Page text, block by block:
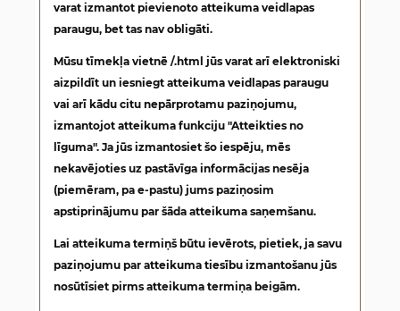
varat izmantot pievienoto atteikuma veidlapas
paraugu, bet tas nav obligāti.
Mūsu tīmekļa vietnē /.html jūs varat arī elektroniski
aizpildīt un iesniegt atteikuma veidlapas paraugu
vai arī kādu citu nepārprotamu paziņojumu,
izmantojot atteikuma funkciju "Atteikties no
līguma". Ja jūs izmantosiet šo iespēju, mēs
nekavējoties uz pastāvīga informācijas nesēja
(piemēram, pa e-pastu) jums paziņosim
apstiprinājumu par šāda atteikuma saņemšanu.
Lai atteikuma termiņš būtu ievērots, pietiek, ja savu
paziņojumu par atteikuma tiesību izmantošanu jūs
nosūtīsiet pirms atteikuma termiņa beigām.